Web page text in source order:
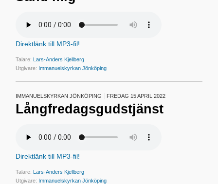
Direktlänk till MP3-fil!
Talare:Lars-Anders Kjellberg
Utgivare: Immanuelskyrkan Jönköping
IMMANUELSKYRKAN JÖNKÖPING FREDAG 15 APRIL 2022
Långfredagsgudstjänst
Direktlänk till MP3-fil!
Talare:Lars-Anders Kjellberg
Utgivare: Immanuelskyrkan Jönköping